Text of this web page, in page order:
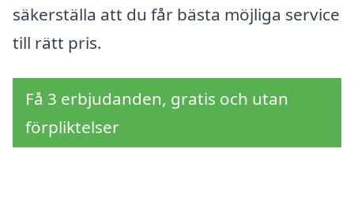
säkerställa att du får bästa möjliga service
till rätt pris.
Få 3 erbjudanden, gratis och utan
förpliktelser